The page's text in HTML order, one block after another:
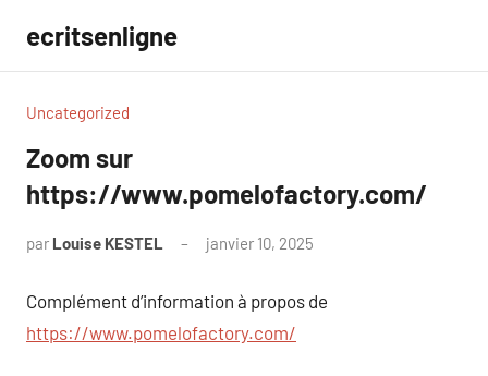
contenu
ecritsenligne
Uncategorized
Zoom sur
https://www.pomelofactory.com/
par Louise KESTEL janvier 10, 2025
Complément d’information à propos de
https://www.pomelofactory.com/